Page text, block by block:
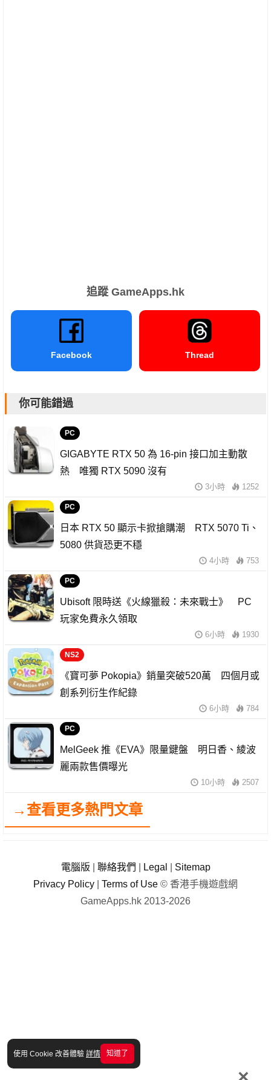
使用 Cookie 改善體驗 詳情 知道了
追蹤 GameApps.hk
Facebook Thread
你可能錯過
PC
GIGABYTE RTX 50 為 16-pin 接口加主動散
熱 唯獨 RTX 5090 沒有
3小時 1252
PC
日本 RTX 50 顯示卡掀搶購潮 RTX 5070 Ti、
5080 供貨恐更不穩
4小時 753
PC
Ubisoft 限時送《火線獵殺：未來戰士》 PC
玩家免費永久領取
6小時 1930
NS2
《寶可夢 Pokopia》銷量突破520萬 四個月或
創系列衍生作紀錄
6小時 784
PC
MelGeek 推《EVA》限量鍵盤 明日香、綾波
麗兩款售價曝光
10小時 2507
→查看更多熱門文章
電腦版 聯絡我們 Legal
Sitemap
Privacy Policy
Terms of Use © 香港手機遊戲網
GameApps.hk 2013-2026